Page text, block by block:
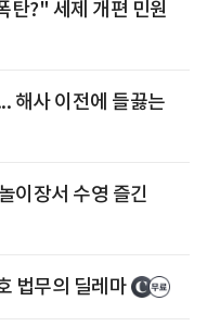
탄?" 세제 개편 민원
해사 이전에 들끓는
이장서 수영 즐긴
법무의 딜레마